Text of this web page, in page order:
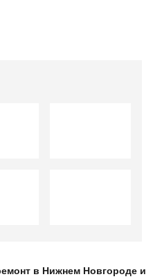
в Нижнем Новгороде и